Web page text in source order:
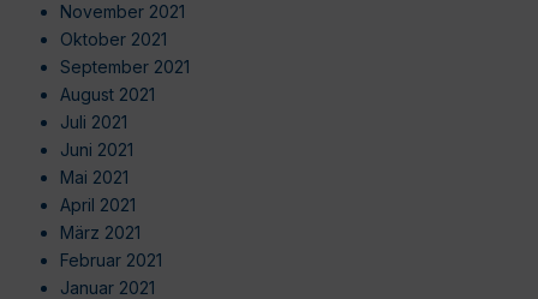
November 2021
Oktober 2021
September 2021
August 2021
Juli 2021
Juni 2021
Mai 2021
April 2021
März 2021
Februar 2021
Januar 2021